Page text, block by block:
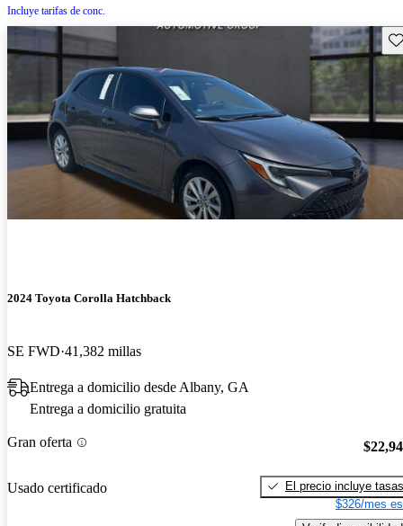
Incluye tarifas de conc.
2024 Toyota Corolla Hatchback
SE FWD 41,382 millas
Entrega a domicilio desde Albany, GA
Entrega a domicilio gratuita
Gran oferta
Usado certificado
El precio incluye tasas
$326/mes